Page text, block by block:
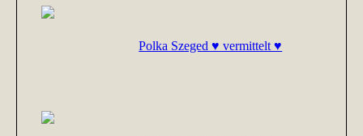
Polka Szeged ♥ vermittelt ♥